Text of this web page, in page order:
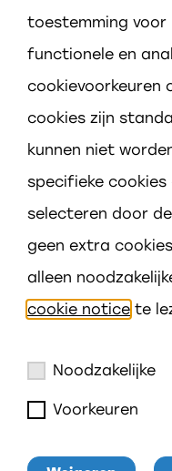
Adres
Govert Flincklaan 1
4383 WB Vlissingen
0118-467591
Cookies notice
toestemming voor
functionele en
cookievoorkeuren
cookies zijn
kunnen niet
specifieke
selecteren door
geen extra
alleen
cookie notice te
Noodzakelijke
Voorkeuren